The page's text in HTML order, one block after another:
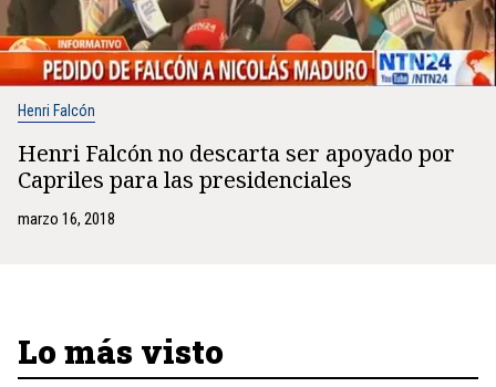
Henri Falcón
Henri Falcón no descarta ser apoyado por
Capriles para las presidenciales
marzo 16, 2018
Lo más visto